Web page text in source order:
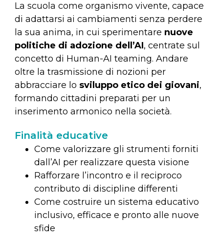
La scuola come organismo vivente, capace
di adattarsi ai cambiamenti senza perdere
la sua anima, in cui sperimentare nuove
politiche di adozione dell’AI, centrate sul
concetto di Human-AI teaming. Andare
oltre la trasmissione di nozioni per
abbracciare lo sviluppo etico dei giovani,
formando cittadini preparati per un
inserimento armonico nella società.
Finalità educative
Come valorizzare gli strumenti forniti
dall’AI per realizzare questa visione
Rafforzare l’incontro e il reciproco
contributo di discipline differenti
Come costruire un sistema educativo
inclusivo, efficace e pronto alle nuove
sfide